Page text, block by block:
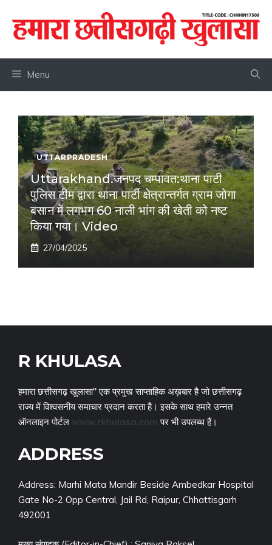
content
Menu
UTTARPRADESH
Uttarakhand.जनपद चम्पावत:थाना पाटी
पुलिस टीम द्वारा थाना पार्टी क्षेत्रान्तर्गत ग्राम जोगा
बसान में लगभग 60 नाली भांग की खेती को नष्ट
किया गया। Video
27/04/2025
R KHULASA
हमारा छत्तीसगढ़ खुलासा" एक प्रमुख साप्ताहिक अख़बार है जो छत्तीसगढ़
राज्य में विश्वसनीय समाचार प्रदान करता है। इसके साथ हमारे उन्नत
ऑनलाइन पोर्टल www.rkhulasa.com पर भी उपलब्ध हैं।
ADDRESS
Address: Marhi Mata Mandir Beside Ambedkar Hospital
Gate No-2 Opp Central, Jail Rd, Raipur, Chhattisgarh
492001